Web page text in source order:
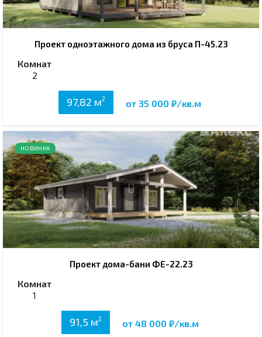
Проект одноэтажного дома из бруса П-45.23
Комнат
2
97,82 м2 от 35 000 ₽/кв.м
НОВИНКА
Проект дома-бани ФЕ-22.23
Комнат
1
91,5 м2 от 48 000 ₽/кв.м